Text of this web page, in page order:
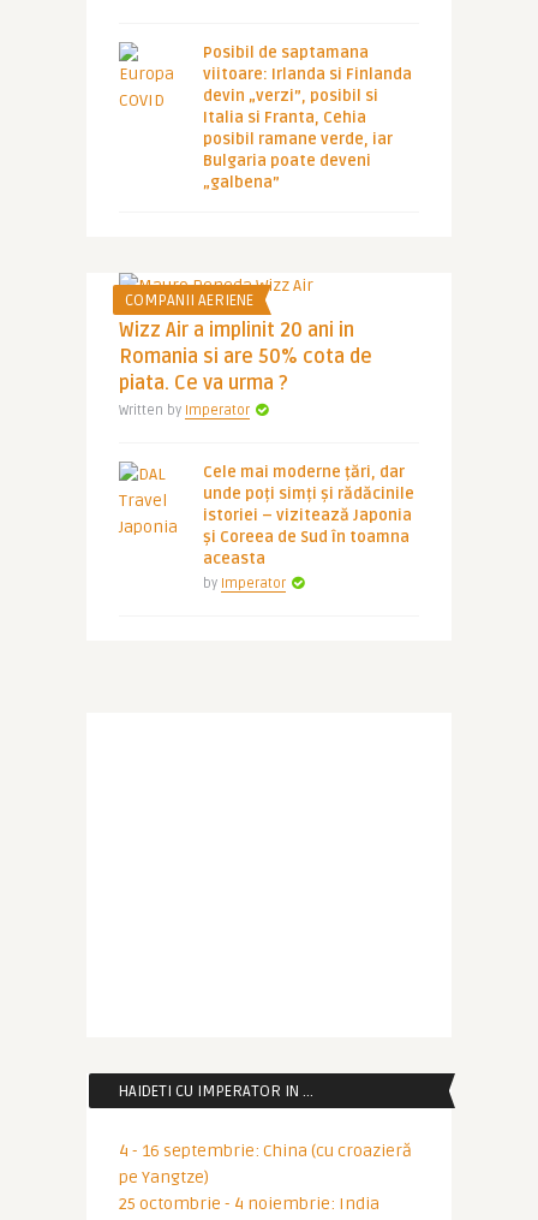
Posibil de saptamana
viitoare: Irlanda si Finlanda
devin „verzi”, posibil si
Italia si Franta, Cehia
posibil ramane verde, iar
Bulgaria poate deveni
„galbena”
COMPANII AERIENE
Wizz Air a implinit 20 ani in
Romania si are 50% cota de
piata. Ce va urma ?
Written by Imperator
Cele mai moderne țări, dar
unde poți simți și rădăcinile
istoriei – vizitează Japonia
și Coreea de Sud în toamna
aceasta
by Imperator
HAIDETI CU IMPERATOR IN …
4 - 16 septembrie: China (cu croazieră
pe Yangtze)
25 octombrie - 4 noiembrie: India